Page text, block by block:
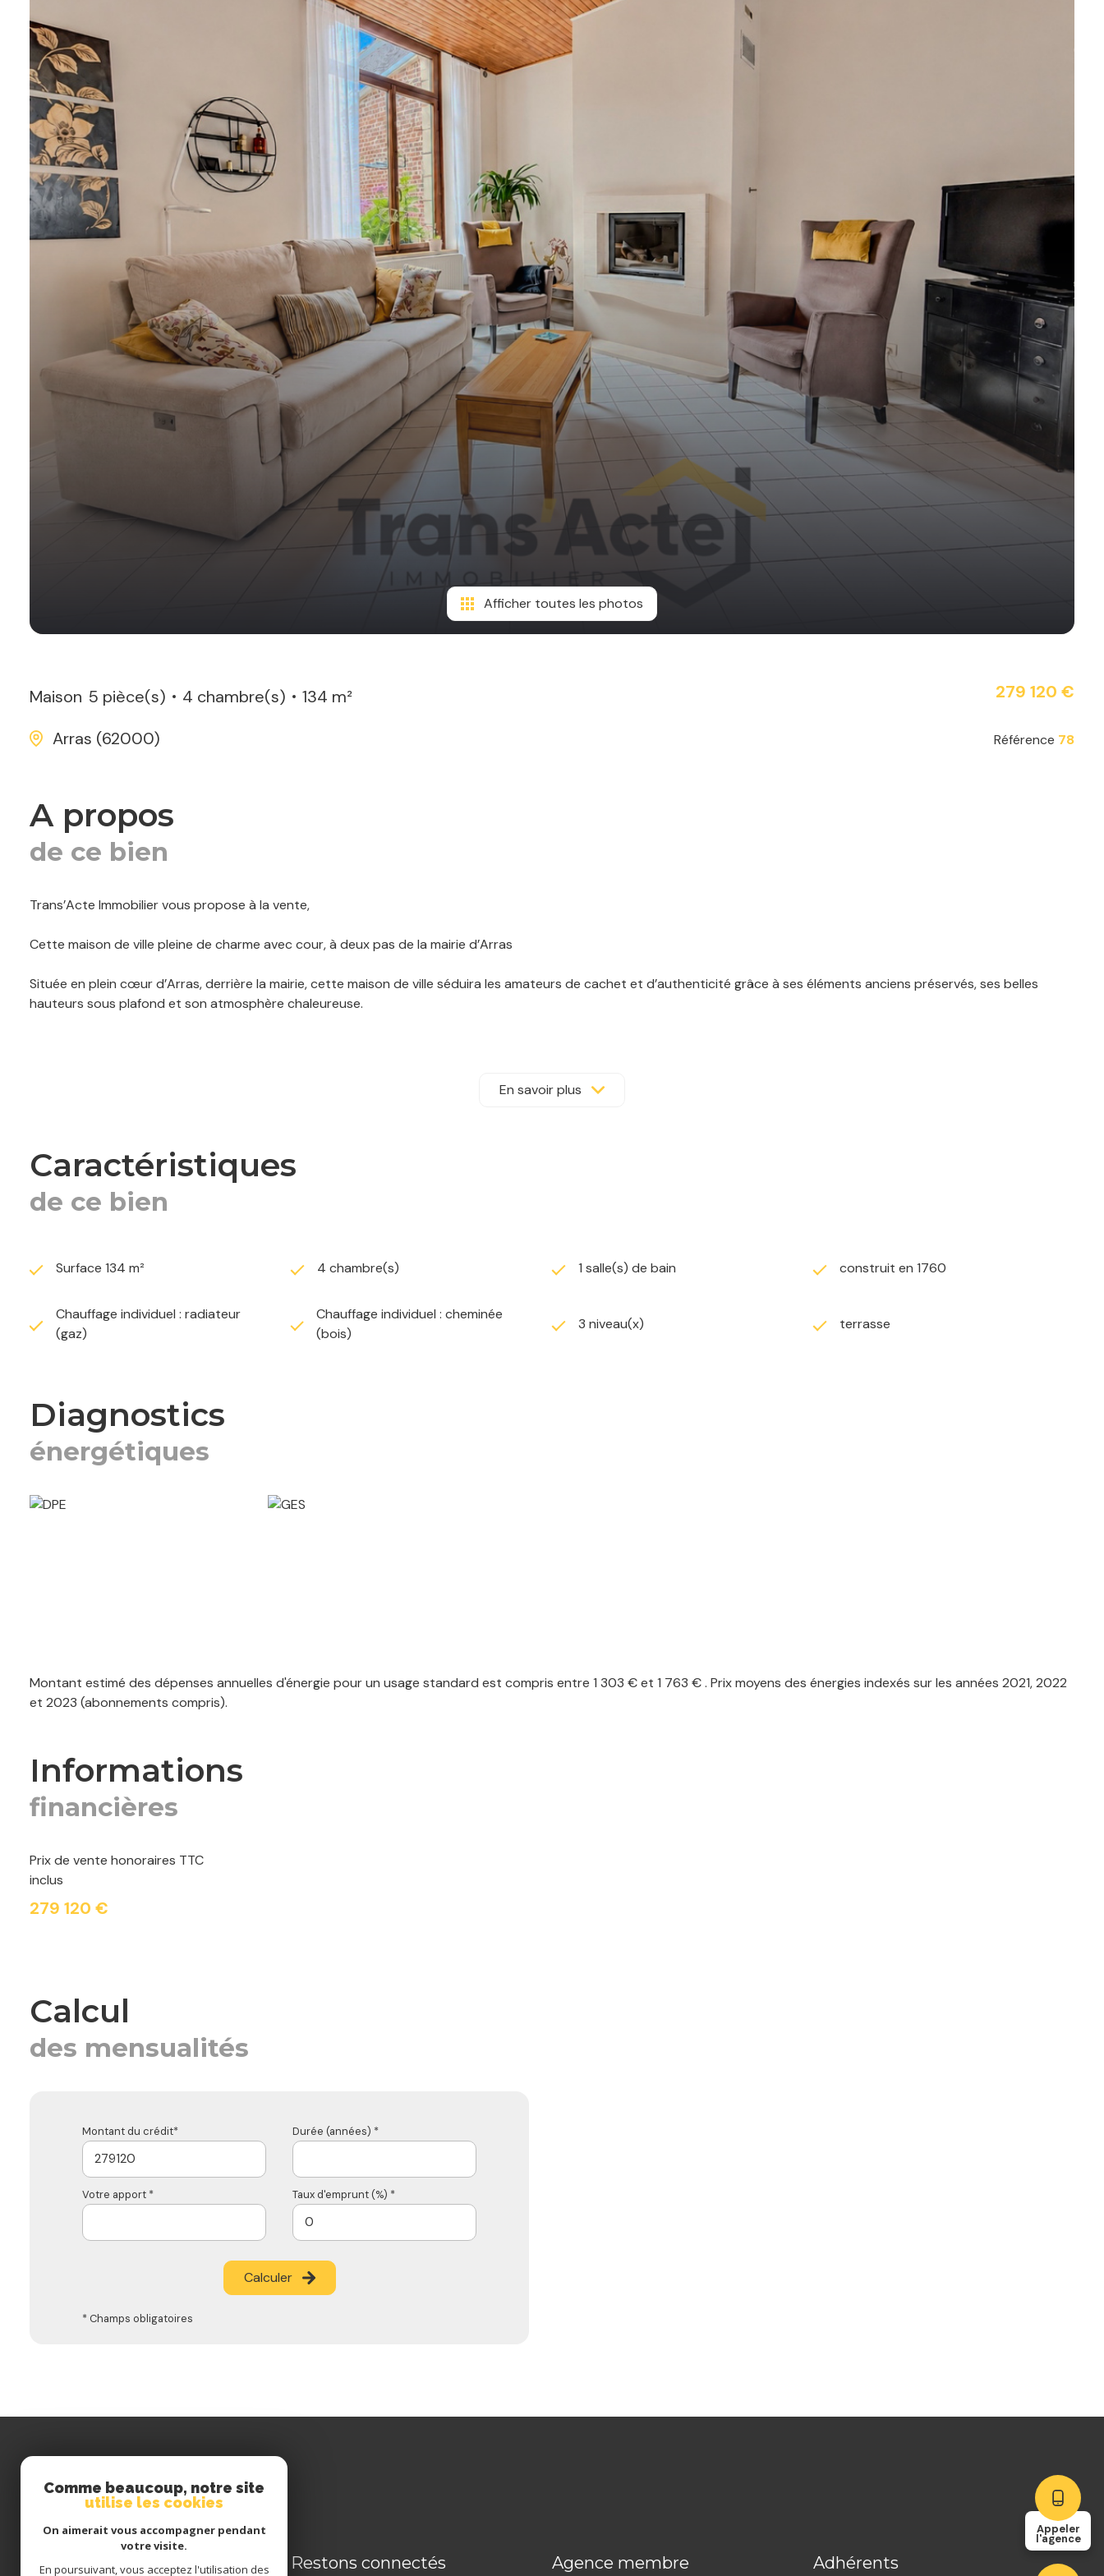
Appeler
l'agence
Afficher toutes les photos
Maison 5 pièce(s) 4 chambre(s)
134 m²
Arras (62000)
279 120 €
Référence 78
a propos
de ce bien
Trans’Acte Immobilier vous propose à la vente,
Cette maison de ville pleine de charme avec cour, à deux pas de la mairie d’Arras
Située en plein cœur d’Arras, derrière la mairie, cette maison de ville séduira les amateurs de cachet et d’authenticité grâce à ses éléments anciens préservés, ses belles
hauteurs sous plafond et son atmosphère chaleureuse.
Au premier étage, un palier dessert trois belles chambres. Le deuxième étage offre une grande pièce pouvant faire office de quatrième chambre avec un espace bureau,
La maison dispose également d’une superbe cave voûtée. Côté confort, vous bénéficierez du double vitrage ainsi que d’un chauffage central au gaz assuré par une chaudière
d’environ 10 ans, produisant également l’eau chaude.
Pour tout renseignement complémentaire ou pour organiser une visite, veuillez contacter Benjamin Sebert au 06 41 02 02 58.
En savoir plus
caractéristiques
de ce bien
Surface 134 m² 4 chambre(s) 1 salle(s) de bain construit en 1760
Chauffage individuel : radiateur
(gaz)
Chauffage individuel : cheminée
(bois)
3 niveau(x) terrasse
diagnostics
énergétiques
Montant estimé des dépenses annuelles d'énergie pour un usage standard est compris entre 1 303 € et 1 763 € . Prix moyens des énergies indexés sur les années 2021, 2022
et 2023 (abonnements compris).
informations
financières
Prix de vente honoraires TTC
inclus
279 120 €
calcul
des mensualités
Montant du crédit* Durée (années) *
Votre apport * Taux d'emprunt (%) *
Calculer
* Champs obligatoires
TRANS'ACTE Restons connectés Agence membre Adhérents
Comme beaucoup, notre site
utilise les cookies
On aimerait vous accompagner pendant
votre visite.
En poursuivant, vous acceptez l'utilisation des